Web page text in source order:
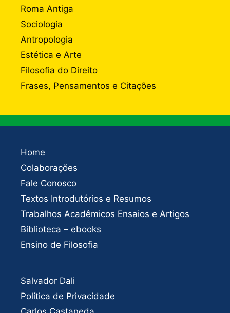
Roma Antiga
Sociologia
Antropologia
Estética e Arte
Filosofia do Direito
Frases, Pensamentos e Citações
Home
Colaborações
Fale Conosco
Textos Introdutórios e Resumos
Trabalhos Acadêmicos Ensaios e Artigos
Biblioteca – ebooks
Ensino de Filosofia
Salvador Dali
Política de Privacidade